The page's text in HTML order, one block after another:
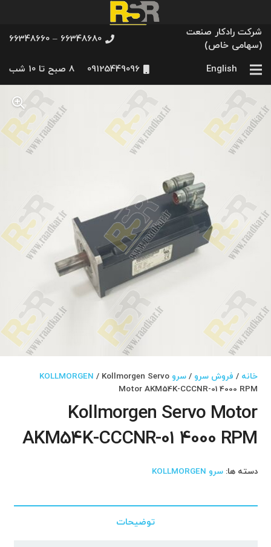
شرکت رادکار صنعت
(سهامی خاص)
66348680 – 66348660
English
09125449096 8 صبح تا 10 شب
خانه / فروش سرو /سرو KOLLMORGEN/ Kollmorgen Servo
Motor AKM54K-CCCNR-01 4000 RPM
Kollmorgen Servo Motor
AKM54K-CCCNR-01 4000 RPM
دسته ها:سرو KOLLMORGEN
توضیحات